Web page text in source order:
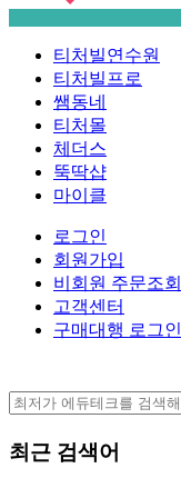
티처빌연수원
티처빌프로
쌤동네
티처몰
체더스
뚝딱샵
마이클
로그인
회원가입
비회원 주문조회
고객센터
구매대행 로그인
최근 검색어